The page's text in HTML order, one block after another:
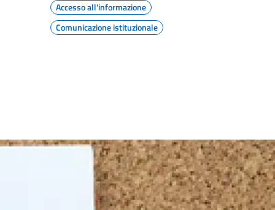
Accesso all'informazione
Comunicazione istituzionale